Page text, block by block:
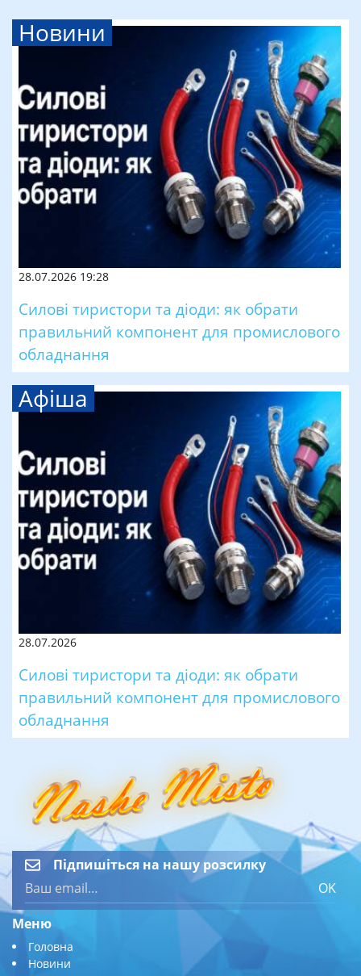
Новини
28.07.2026 19:28
Силові тиристори та діоди: як обрати
правильний компонент для промислового
обладнання
Афіша
28.07.2026
Силові тиристори та діоди: як обрати
правильний компонент для промислового
обладнання
Підпишіться на нашу розсилку
OK
Меню
Головна
Новини